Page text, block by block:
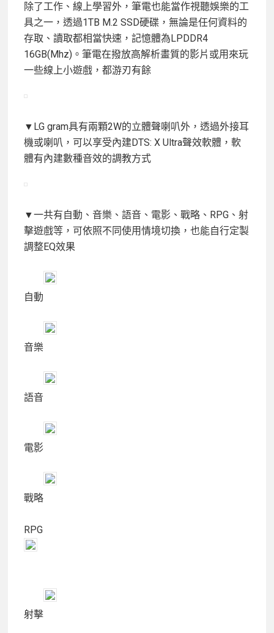
除了工作、線上學習外，筆電也能當作視聽娛樂的工
具之一，透過1TB M.2 SSD硬碟，無論是任何資料的
存取、讀取都相當快速，記憶體為LPDDR4
16GB(Mhz)。筆電在撥放高解析畫質的影片或用來玩
一些線上小遊戲，都游刃有餘
▼LG gram具有兩顆2W的立體聲喇叭外，透過外接耳
機或喇叭，可以享受內建DTS: X Ultra聲效軟體，軟
體有內建數種音效的調教方式
▼一共有自動、音樂、語音、電影、戰略、RPG、射
擊遊戲等，可依照不同使用情境切換，也能自行定製
調整EQ效果
自動
音樂
語音
電影
戰略
RPG
射擊